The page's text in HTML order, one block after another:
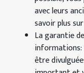
avec leurs
savoir plus
La garantie
informations:
être